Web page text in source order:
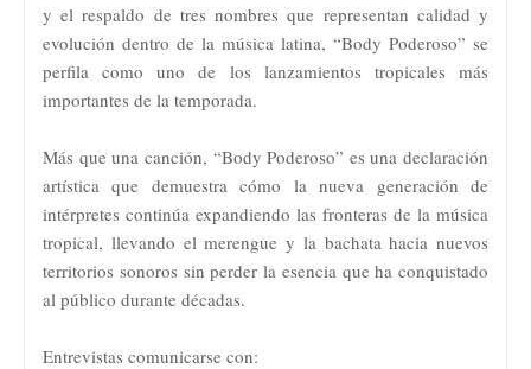
y el respaldo de tres nombres que representan calidad y
evolución dentro de la música latina, “Body Poderoso” se
perfila como uno de los lanzamientos tropicales más
importantes de la temporada.
Más que una canción, “Body Poderoso” es una declaración
artística que demuestra cómo la nueva generación de
intérpretes continúa expandiendo las fronteras de la música
tropical, llevando el merengue y la bachata hacia nuevos
territorios sonoros sin perder la esencia que ha conquistado
al público durante décadas.
Entrevistas comunicarse con: